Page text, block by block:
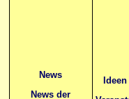
News
News der